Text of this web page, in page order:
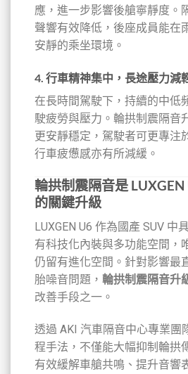
應，進一步影響後艙寧靜度。
聲響有效降低，後座成員能在
安靜的乘坐環境。
4. 行車精神集中，長途壓力減
在長時間駕駛下，持續的中低
駛疲勞與壓力。輪拱制震隔音
更安靜穩定，駕駛者可更專注
行車疲憊感亦有所減緩。
輪拱制震隔音是
的關鍵升級
LUXGEN U6 作為國產 SUV 中
有科技化內裝與多功能空間，
仍留有進化空間。針對影響最
胎噪音問題， 輪拱制震隔音升
改善手段之一。
透過 AKI 汽車隔音中心專業團
程手法，不僅能大幅抑制輪拱
有效緩解車艙共鳴、提升音響